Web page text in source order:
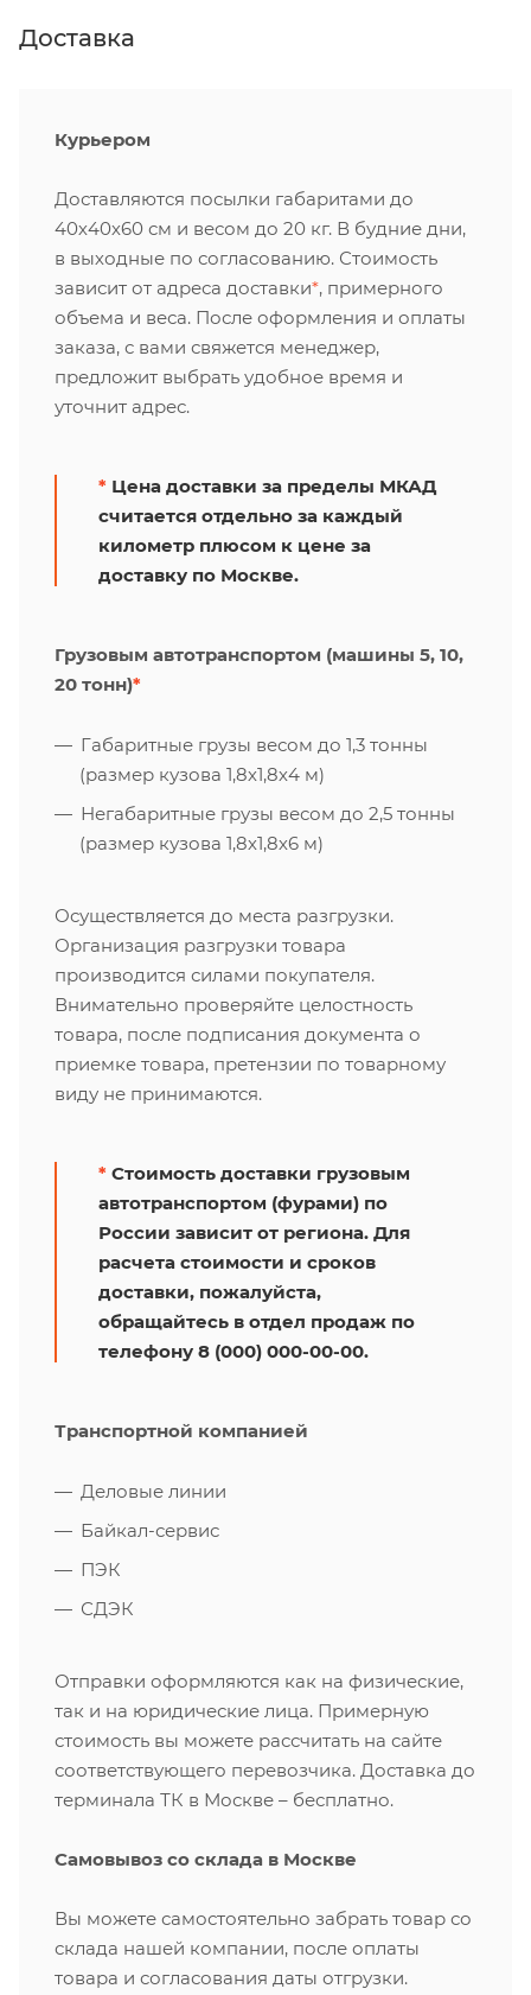
Доставка
Курьером
Доставляются посылки габаритами до
40х40х60 см и весом до 20 кг. В будние дни,
в выходные по согласованию. Стоимость
зависит от адреса доставки*, примерного
объема и веса. После оформления и оплаты
заказа, с вами свяжется менеджер,
предложит выбрать удобное время и
уточнит адрес.
* Цена доставки за пределы МКАД
считается отдельно за каждый
километр плюсом к цене за
доставку по Москве.
Грузовым автотранспортом (машины 5, 10,
20 тонн)*
Габаритные грузы весом до 1,3 тонны
(размер кузова 1,8х1,8х4 м)
Негабаритные грузы весом до 2,5 тонны
(размер кузова 1,8х1,8х6 м)
Осуществляется до места разгрузки.
Организация разгрузки товара
производится силами покупателя.
Внимательно проверяйте целостность
товара, после подписания документа о
приемке товара, претензии по товарному
виду не принимаются.
* Стоимость доставки грузовым
автотранспортом (фурами) по
России зависит от региона. Для
расчета стоимости и сроков
доставки, пожалуйста,
обращайтесь в отдел продаж по
телефону 8 (000) 000-00-00.
Транспортной компанией
Деловые линии
Байкал-сервис
ПЭК
СДЭК
Отправки оформляются как на физические,
так и на юридические лица. Примерную
стоимость вы можете рассчитать на сайте
соответствующего перевозчика. Доставка до
терминала ТК в Москве – бесплатно.
Самовывоз со склада в Москве
Вы можете самостоятельно забрать товар со
склада нашей компании, после оплаты
товара и согласования даты отгрузки.